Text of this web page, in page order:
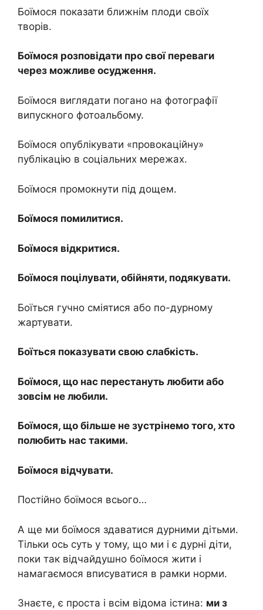
Боїмося показати ближнім плоди своїх
творів.
Боїмося розповідати про свої переваги
через можливе осудження.
Боїмося виглядати погано на фотографії
випускного фотоальбому.
Боїмося опублікувати «провокаційну»
публікацію в соціальних мережах.
Боїмося промокнути під дощем.
Боїмося помилитися.
Боїмося відкритися.
Боїмося поцілувати, обійняти, подякувати.
Боїться гучно сміятися або по-дурному
жартувати.
Боїться показувати свою слабкість.
Боїмося, що нас перестануть любити або
зовсім не любили.
Боїмося, що більше не зустрінемо того, хто
полюбить нас такими.
Боїмося відчувати.
Постійно боїмося всього…
А ще ми боїмося здаватися дурними дітьми.
Тільки ось суть у тому, що ми і є дурні діти,
поки так відчайдушно боїмося жити і
намагаємося вписуватися в рамки норми.
Знаєте, є проста і всім відома істина: ми з